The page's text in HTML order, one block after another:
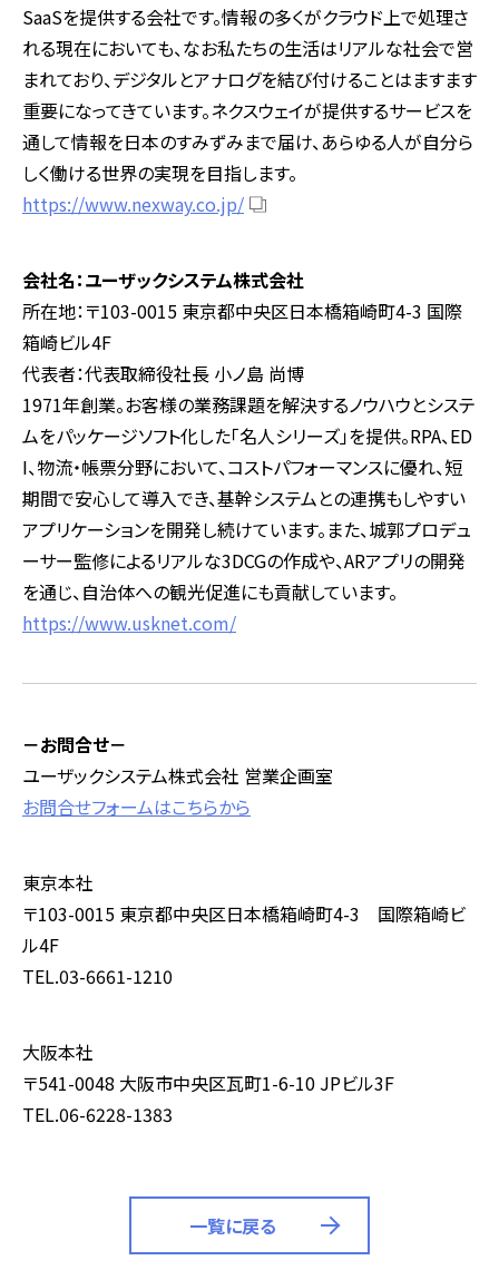
SaaSを提供する会社です。情報の多くがクラウド上で処理さ
れる現在においても、なお私たちの生活はリアルな社会で営
まれており、デジタルとアナログを結び付けることはますます
重要になってきています。ネクスウェイが提供するサービスを
通して情報を日本のすみずみまで届け、あらゆる人が自分ら
しく働ける世界の実現を目指します。
https://www.nexway.co.jp/
会社名：ユーザックシステム株式会社
所在地：〒103-0015 東京都中央区日本橋箱崎町4-3 国際
箱崎ビル4F
代表者：代表取締役社長 小ノ島 尚博
1971年創業。お客様の業務課題を解決するノウハウとシステ
ムをパッケージソフト化した「名人シリーズ」を提供。RPA、ED
I、物流・帳票分野において、コストパフォーマンスに優れ、短
期間で安心して導入でき、基幹システムとの連携もしやすい
アプリケーションを開発し続けています。また、城郭プロデュ
ーサー監修によるリアルな3DCGの作成や、ARアプリの開発
を通じ、自治体への観光促進にも貢献しています。
https://www.usknet.com/
－お問合せ－
ユーザックシステム株式会社 営業企画室
お問合せフォームはこちらから
東京本社
〒103-0015 東京都中央区日本橋箱崎町4-3 国際箱崎ビ
ル4F
TEL.03-6661-1210
大阪本社
〒541-0048 大阪市中央区瓦町1-6-10 JPビル3F
TEL.06-6228-1383
一覧に戻る